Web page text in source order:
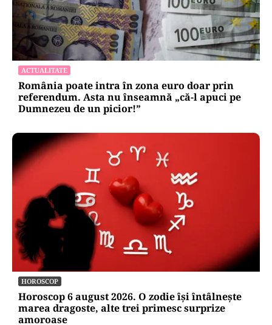
ACTUALITATE
România poate intra în zona euro doar prin
referendum. Asta nu înseamnă „că-l apuci pe
Dumnezeu de un picior!”
HOROSCOP
Horoscop 6 august 2026. O zodie își întâlnește
marea dragoste, alte trei primesc surprize
amoroase